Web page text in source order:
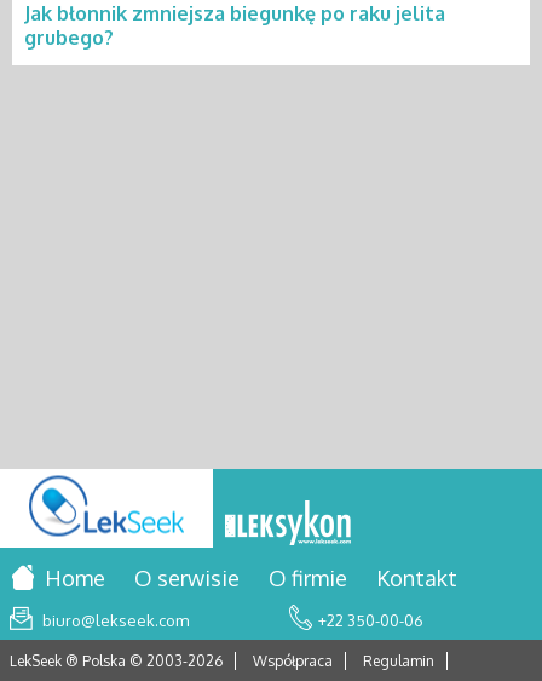
Jak błonnik zmniejsza biegunkę po raku jelita
grubego?
Home O serwisie O firmie Kontakt
biuro@lekseek.com +22 350-00-06
LekSeek ® Polska © 2003-2026 Współpraca Regulamin